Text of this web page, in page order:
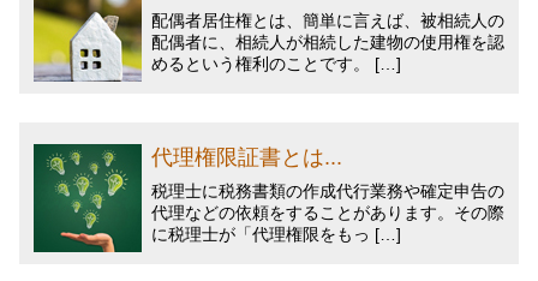
配偶者居住権とは、簡単に言えば、被相続人の
配偶者に、相続人が相続した建物の使用権を認
めるという権利のことです。 […]
代理権限証書とは...
税理士に税務書類の作成代行業務や確定申告の
代理などの依頼をすることがあります。その際
に税理士が「代理権限をもっ […]